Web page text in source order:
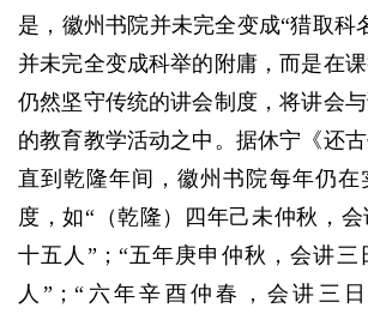
是，徽州书院并未完全变成“猎取科
并未完全变成科举的附庸，而是在
仍然坚守传统的讲会制度，将讲会
的教育教学活动之中。据休宁《还
直到乾隆年间，徽州书院每年仍在
度，如“（乾隆）四年己未仲秋，
十五人”；“五年庚申仲秋，会讲三
人”；“六年辛酉仲春，会讲三